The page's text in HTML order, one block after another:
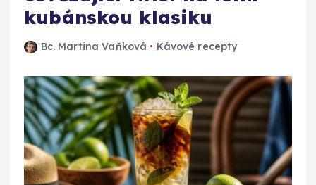
kubánskou klasiku
Bc. Martina Vaňková Kávové recepty